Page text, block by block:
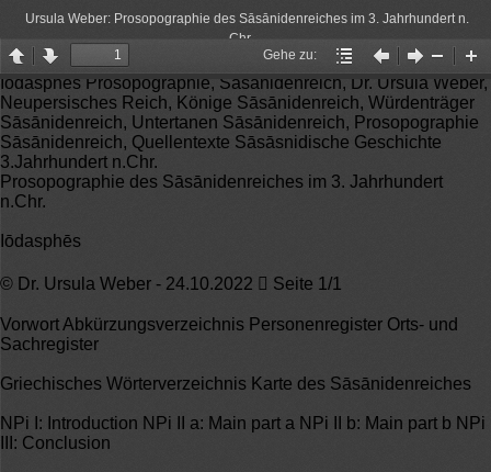
Ursula Weber: Prosopographie des Sāsānidenreiches im 3. Jahrhundert n.
Chr.
Page
up
Page
down
Zoom
Out
In
Gehe zu:
Gehe
zu:
Vorheriger
Artikel
Nächster
Artikel
Iōdasphēs Prosopographie, Sāsānidenreich, Dr. Ursula Weber,
Neupersisches Reich, Könige Sāsānidenreich, Würdenträger
Sāsānidenreich, Untertanen Sāsānidenreich, Prosopographie
Sāsānidenreich, Quellentexte Sāsāsnidische Geschichte
3.Jahrhundert n.Chr.
Prosopographie des Sāsānidenreiches im 3. Jahrhundert
n.Chr.
Iōdasphēs
© Dr. Ursula Weber - 24.10.2022  Seite 1/1
Vorwort Abkürzungsverzeichnis Personenregister Orts- und
Sachregister
Griechisches Wörterverzeichnis Karte des Sāsānidenreiches
NPi I: Introduction NPi II a: Main part a NPi II b: Main part b NPi
III: Conclusion